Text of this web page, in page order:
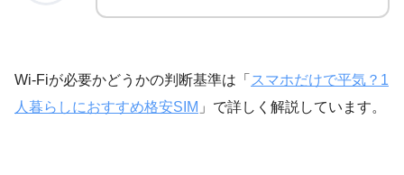
Wi-Fiが必要かどうかの判断基準は「 スマホだけで平気？1
人暮らしにおすすめ格安SIM 」で詳しく解説しています。